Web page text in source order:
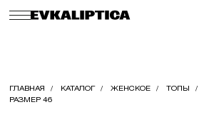
ГЛАВНАЯ КАТАЛОГ ЖЕНСКОЕ ТОПЫ
РАЗМЕР 46